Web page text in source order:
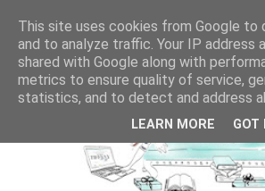
This site uses cookies from Google to
and to analyze traffic. Your IP address
shared with Google along with
metrics to ensure quality of service,
statistics, and to detect and address
LEARN MORE GOT